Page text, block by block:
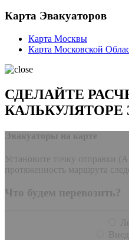
Карта Эвакуаторов
Карта Москвы
Карта Московской
СДЕЛАЙТЕ
КАЛЬКУЛЯТОРЕ
Эвакуаторы на карте
Установите точку отправки
протяженность маршрута
Что будем перевозить?